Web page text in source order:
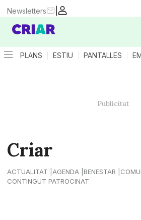
|
Newsletters
PLANS ESTIU PANTALLES
Criar
ACTUALITAT AGENDA BENESTAR
CONTINGUT PATROCINAT